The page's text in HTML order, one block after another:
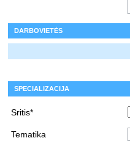
DARBOVIETĖS
SPECIALIZACIJA
Sritis*
Tematika